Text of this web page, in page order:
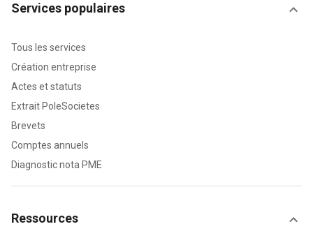
Services populaires
Tous les services
Création entreprise
Actes et statuts
Extrait PoleSocietes
Brevets
Comptes annuels
Diagnostic nota PME
Ressources